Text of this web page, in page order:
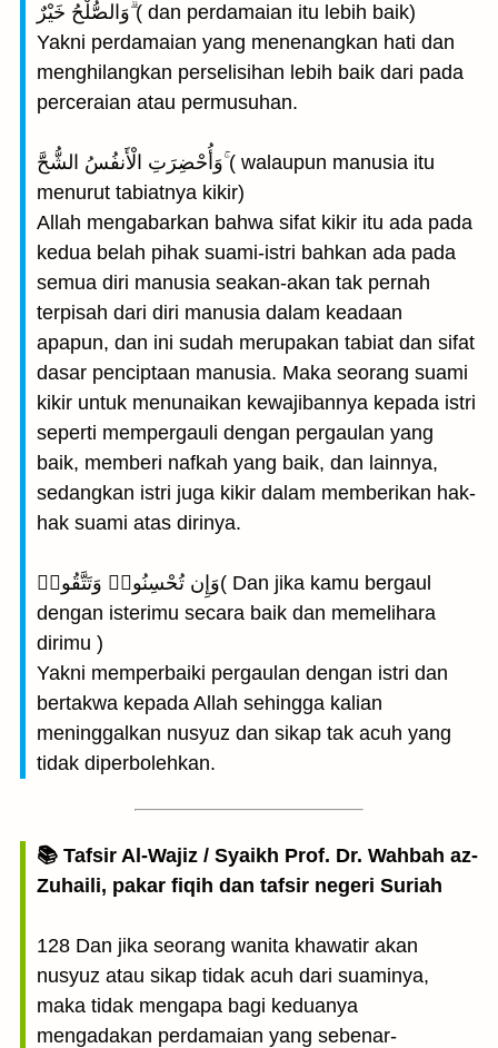
وَالصُّلْحُ خَيْرٌ ۗ( dan perdamaian itu lebih baik)
Yakni perdamaian yang menenangkan hati dan
menghilangkan perselisihan lebih baik dari pada
perceraian atau permusuhan.
وَأُحْضِرَتِ الْأَنفُسُ الشُّحَّ ۚ( walaupun manusia itu
menurut tabiatnya kikir)
Allah mengabarkan bahwa sifat kikir itu ada pada
kedua belah pihak suami-istri bahkan ada pada
semua diri manusia seakan-akan tak pernah
terpisah dari diri manusia dalam keadaan
apapun, dan ini sudah merupakan tabiat dan sifat
dasar penciptaan manusia. Maka seorang suami
kikir untuk menunaikan kewajibannya kepada istri
seperti mempergauli dengan pergaulan yang
baik, memberi nafkah yang baik, dan lainnya,
sedangkan istri juga kikir dalam memberikan hak-
hak suami atas dirinya.
وَإِن تُحْسِنُوا۟ وَتَتَّقُوا۟( Dan jika kamu bergaul
dengan isterimu secara baik dan memelihara
dirimu )
Yakni memperbaiki pergaulan dengan istri dan
bertakwa kepada Allah sehingga kalian
meninggalkan nusyuz dan sikap tak acuh yang
tidak diperbolehkan.
📚 Tafsir Al-Wajiz / Syaikh Prof. Dr. Wahbah az-
Zuhaili, pakar fiqih dan tafsir negeri Suriah
128 Dan jika seorang wanita khawatir akan
nusyuz atau sikap tidak acuh dari suaminya,
maka tidak mengapa bagi keduanya
mengadakan perdamaian yang sebenar-